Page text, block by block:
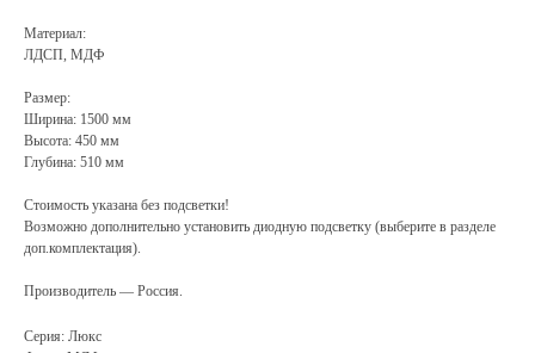
Материал:
ЛДСП, МДФ
Размер:
Ширина: 1500 мм
Высота: 450 мм
Глубина: 510 мм
Стоимость указана без подсветки!
Возможно дополнительно установить диодную подсветку (выберите в разделе
доп.комплектация).
Производитель — Россия.
Серия: Люкс